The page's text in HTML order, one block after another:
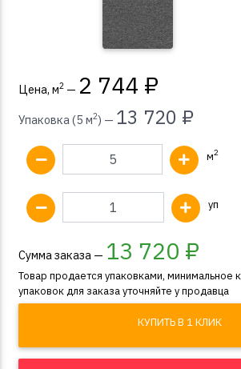
Цена, м2 — 2 744 ₽
Упаковка (5 м2) — 13 720 ₽
м2
уп
Сумма заказа — 13 720 ₽
Товар продается упаковками, минимальное
упаковок для заказа уточняйте у продавца
КУПИТЬ В 1 КЛИК